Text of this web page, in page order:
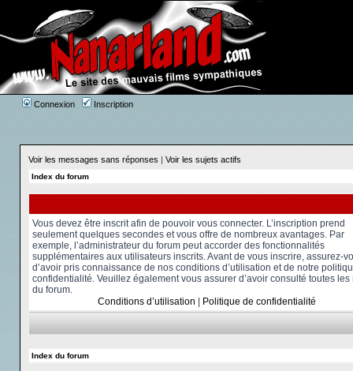
Connexion Inscription
Voir les messages sans réponses | Voir les sujets actifs
Index du forum
Vous devez être inscrit afin de pouvoir vous connecter. L’inscription prend
seulement quelques secondes et vous offre de nombreux avantages. Par
exemple, l’administrateur du forum peut accorder des fonctionnalités
supplémentaires aux utilisateurs inscrits. Avant de vous inscrire, assurez-
d’avoir pris connaissance de nos conditions d’utilisation et de notre
confidentialité. Veuillez également vous assurer d’avoir consulté toutes les
du forum.
Conditions d’utilisation
Politique de confidentialité
Index du forum